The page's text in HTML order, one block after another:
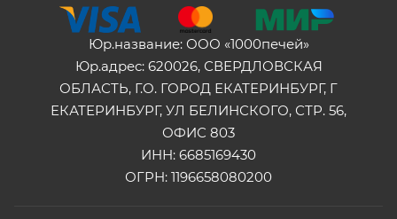
Юр.название: ООО «1000печей»
Юр.адрес: 620026, СВЕРДЛОВСКАЯ
ОБЛАСТЬ, Г.О. ГОРОД ЕКАТЕРИНБУРГ, Г
ЕКАТЕРИНБУРГ, УЛ БЕЛИНСКОГО, СТР. 56,
ОФИС 803
ИНН: 6685169430
ОГРН: 1196658080200